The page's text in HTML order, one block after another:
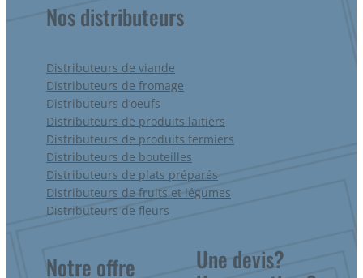
Nos distributeurs
Distributeurs de viande
Distributeurs de fromage
Distributeurs d’oeufs
Distributeurs de produits laitiers
Distributeurs de produits fermiers
Distributeurs de bouteilles
Distributeurs de plats préparés
Distributeurs de fruits et légumes
Distributeurs de fleurs
Notre offre Une devis?